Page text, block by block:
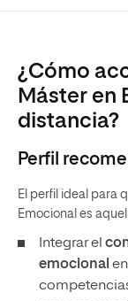
¿Cómo
Máster en
distancia?
Perfil
El perfil ideal para
Emocional es
Integrar el
emocional